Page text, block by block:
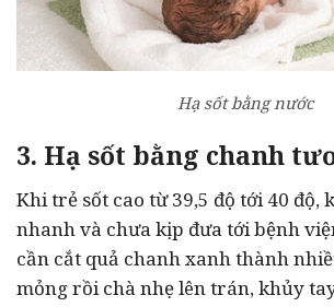
Hạ sốt bằng nước
3. Hạ sốt bằng chanh
Khi trẻ sốt cao từ 39,5 độ tới 40 độ,
nhanh và chưa kịp đưa tới bệnh
cần cắt quả chanh xanh thành
mỏng rồi chà nhẹ lên trán, khủy